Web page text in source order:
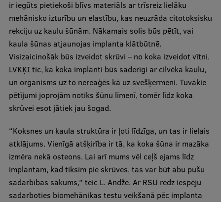
ir iegūts pietiekoši blīvs materiāls ar trīsreiz lielāku
mehānisko izturību un elastību, kas neuzrāda citotoksisku
rekciju uz kaulu šūnām. Nākamais solis būs pētīt, vai
kaula šūnas atjaunojas implanta klātbūtnē.
Visizaicinošāk būs izveidot skrūvi – no koka izveidot vītni.
LVKĶI tic, ka koka implanti būs saderīgi ar cilvēka kaulu,
un organisms uz to nereaģēs kā uz svešķermeni. Tuvākie
pētījumi joprojām notiks šūnu līmenī, tomēr līdz koka
skrūvei esot jātiek jau šogad.
“Koksnes un kaula struktūra ir ļoti līdzīga, un tas ir lielais
atklājums. Vienīgā atšķirība ir tā, ka koka šūna ir mazāka
izmēra nekā osteons. Lai arī mums vēl ceļš ejams līdz
implantam, kad tiksim pie skrūves, tas var būt abu pušu
sadarbības sākums,” teic L. Andže. Ar RSU redz iespēju
sadarboties biomehānikas testu veikšanā pēc implanta